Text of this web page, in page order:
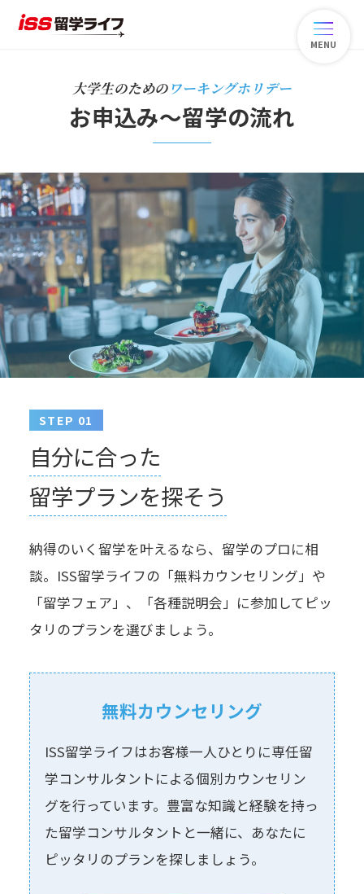
MENU
大学生のための ワーキングホリデー
お申込み〜留学の流れ
STEP 01
自分に合った
留学プランを探そう
納得のいく留学を叶えるなら、留学のプロに相
談。ISS留学ライフの「無料カウンセリング」や
「留学フェア」、「各種説明会」に参加してピッ
タリのプランを選びましょう。
無料カウンセリング
ISS留学ライフはお客様⼀⼈ひとりに専任留
学コンサルタントによる個別カウンセリン
グを⾏っています。豊富な知識と経験を持っ
た留学コンサルタントと⼀緒に、あなたに
ピッタリのプランを探しましょう。